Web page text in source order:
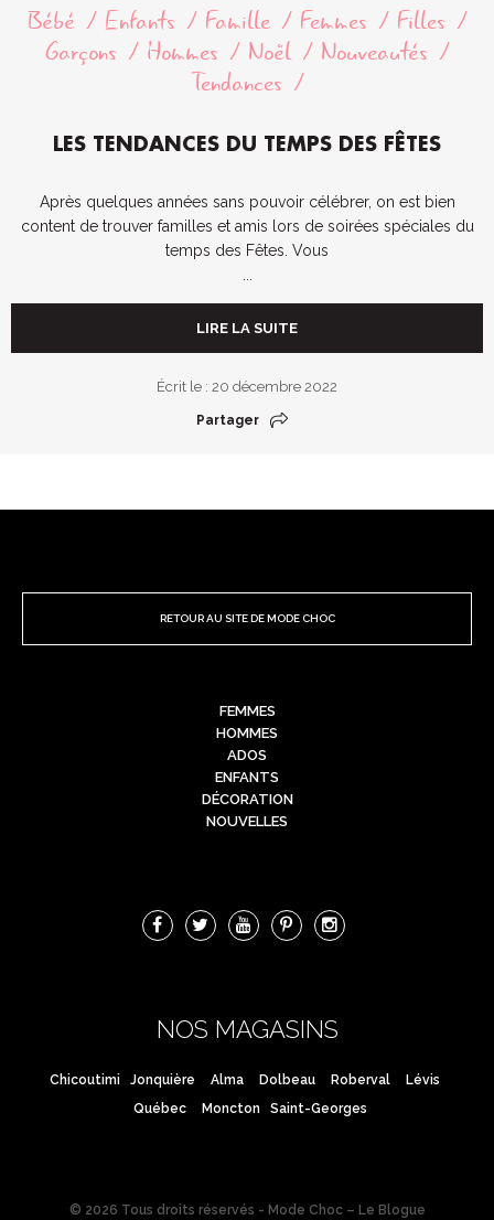
Bébé Enfants Famille Femmes
Filles
Garçons
Hommes Noël
Nouveautés
Tendances
LES TENDANCES DU TEMPS DES FÊTES
Après quelques années sans pouvoir célébrer, on est bien
content de trouver familles et amis lors de soirées spéciales du
temps des Fêtes. Vous
LIRE LA SUITE
Écrit le : 20 décembre 2022
Partager
RETOUR AU SITE DE MODE CHOC
FEMMES
HOMMES
ADOS
ENFANTS
DÉCORATION
NOUVELLES
NOS MAGASINS
Chicoutimi Jonquière Alma Dolbeau Roberval
Lévis
Québec
Moncton Saint-Georges
© 2026 Tous droits réservés - Mode Choc – Le Blogue